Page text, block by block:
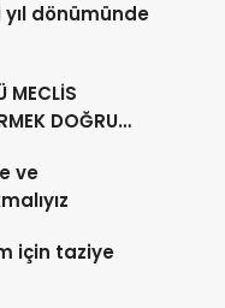
yıl dönümünde
MECLİS
DOĞRU
ve
için taziye